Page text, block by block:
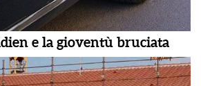
e la gioventù bruciata